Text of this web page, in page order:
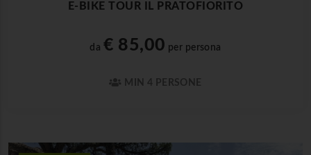
E-BIKE TOUR IL PRATOFIORITO
da € 85,00 per persona
MIN 4 PERSONE